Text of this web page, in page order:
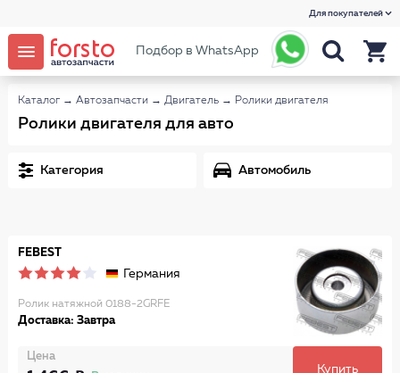
Для покупателей
Подбор в WhatsApp
Каталог → Автозапчасти → Двигатель → Ролики двигателя
Ролики двигателя для авто
Категория Автомобиль
FEBEST
Германия
Ролик натяжной 0188-2GRFE
Доставка: Завтра
Цена
Купить